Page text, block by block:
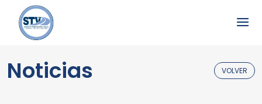
Noticias VOLVER